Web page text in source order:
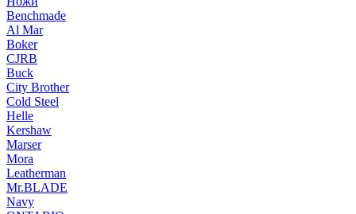
Benchmade
Al Mar
Boker
CJRB
Buck
City Brother
Cold Steel
Helle
Kershaw
Marser
Mora
Leatherman
Mr.BLADE
Navy